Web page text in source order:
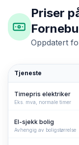
Priser
Fornebu
Oppdatert
Tjeneste
Timepris elektriker
Eks. mva, normale timer
El-sjekk bolig
Avhengig av boligstørrelse